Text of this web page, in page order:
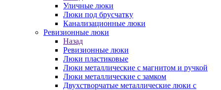
Уличные люки
Люки под брусчатку
Канализационные люки
Ревизионные люки
Назад
Ревизионные люки
Люки пластиковые
Люки металлические с магнитом и ручкой
Люки металлические с замком
Двухстворчатые металлические люки с